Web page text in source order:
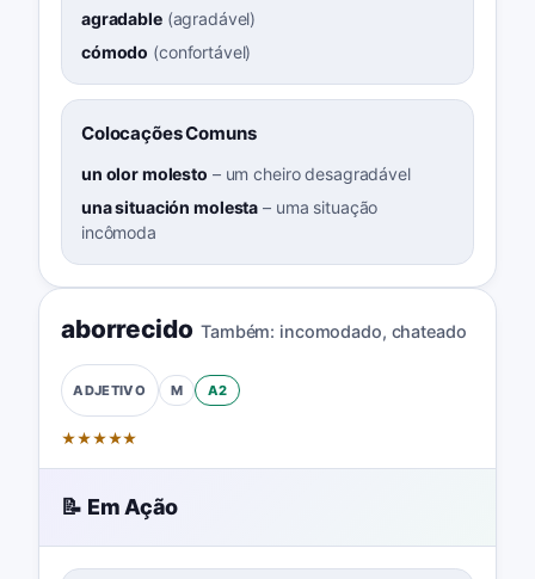
agradable(agradável)
cómodo (confortável)
Colocações Comuns
un olor molesto – um cheiro desagradável
una situación molesta – uma situação
incômoda
aborrecido Também: incomodado, chateado
ADJETIVO M A2
★★★★★
📝 Em Ação